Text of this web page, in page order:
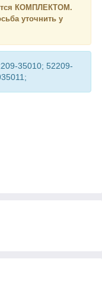
КОМПЛЕКТОМ.
уточнить у
35010; 52209-